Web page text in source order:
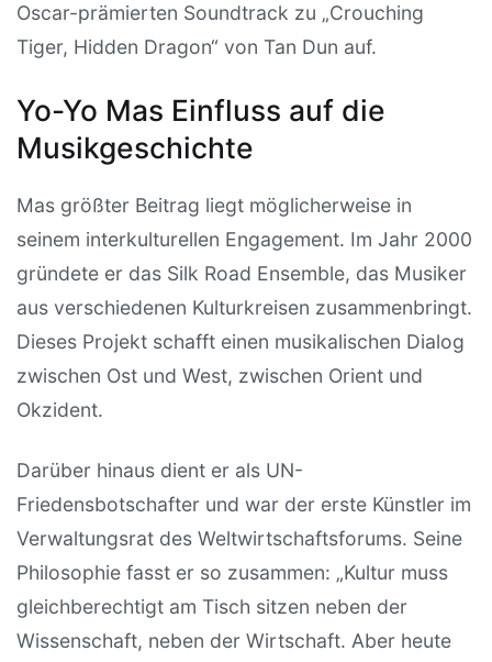
Oscar-prämierten Soundtrack zu „Crouching
Tiger, Hidden Dragon“ von Tan Dun auf.
Yo-Yo Mas Einfluss auf die
Musikgeschichte
Mas größter Beitrag liegt möglicherweise in
seinem interkulturellen Engagement. Im Jahr 2000
gründete er das Silk Road Ensemble, das Musiker
aus verschiedenen Kulturkreisen zusammenbringt.
Dieses Projekt schafft einen musikalischen Dialog
zwischen Ost und West, zwischen Orient und
Okzident.
Darüber hinaus dient er als UN-
Friedensbotschafter und war der erste Künstler im
Verwaltungsrat des Weltwirtschaftsforums. Seine
Philosophie fasst er so zusammen: „Kultur muss
gleichberechtigt am Tisch sitzen neben der
Wissenschaft, neben der Wirtschaft. Aber heute